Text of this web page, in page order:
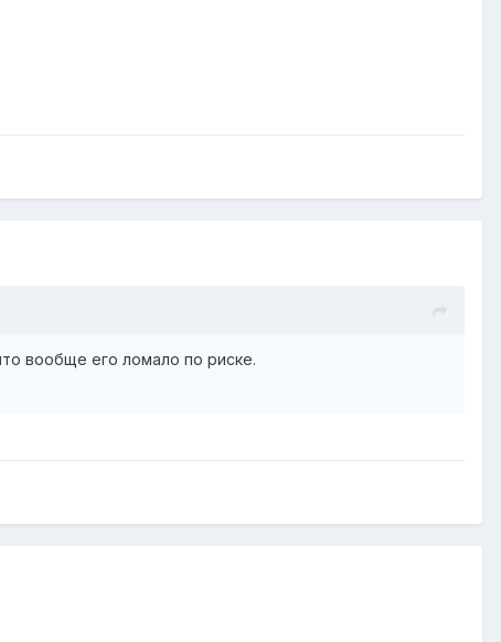
вообще его ломало по риске.